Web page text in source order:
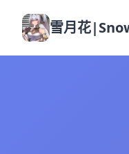
雪月花